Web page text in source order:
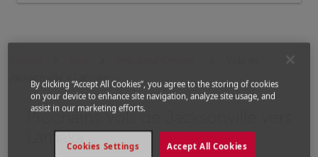
Jacksonville a Larnaka
Prochains Vols de Jacksonville vers
Larnaka
Aucun tarif trouvé pour les options populaires
By clicking “Accept All Cookies”, you agree to the storing of cookies
on your device to enhance site navigation, analyze site usage, and
assist in our marketing efforts.
Accept All Cookies
Cookies Settings